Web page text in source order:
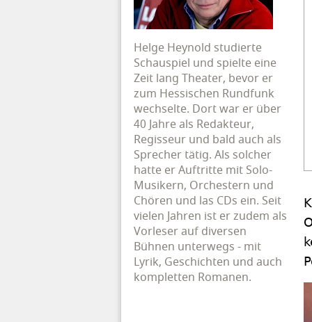
Helge Heynold studierte
Schauspiel und spielte eine
Zeit lang Theater, bevor er
zum Hessischen Rundfunk
wechselte. Dort war er über
40 Jahre als Redakteur,
Regisseur und bald auch als
Sprecher tätig. Als solcher
hatte er Auftritte mit Solo-
Musikern, Orchestern und
Chören und las CDs ein. Seit
vielen Jahren ist er zudem als
Vorleser auf diversen
Bühnen unterwegs - mit
Lyrik, Geschichten und auch
kompletten Romanen.